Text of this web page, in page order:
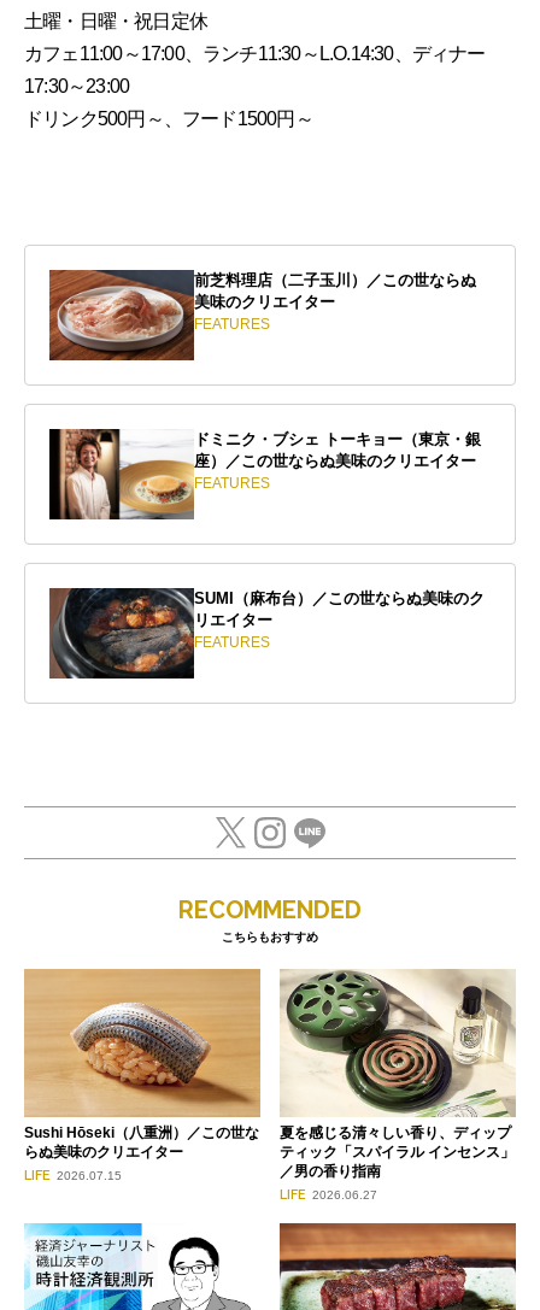
土曜・日曜・祝日定休
カフェ11:00～17:00、ランチ11:30～L.O.14:30、ディナー
17:30～23:00
ドリンク500円～、フード1500円～
前芝料理店（二子玉川）／この世ならぬ
美味のクリエイター
FEATURES
ドミニク・ブシェ トーキョー（東京・銀
座）／この世ならぬ美味のクリエイター
FEATURES
SUMI（麻布台）／この世ならぬ美味のク
リエイター
FEATURES
RECOMMENDED
こちらもおすすめ
Sushi Hōseki（八重洲）／この世な
らぬ美味のクリエイター
LIFE 2026.07.15
夏を感じる清々しい香り、ディップ
ティック「スパイラル インセンス」
／男の香り指南
LIFE 2026.06.27